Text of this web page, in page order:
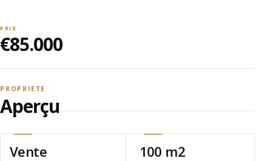
PRIX
€85.000
PROPRIÉTÉ
Aperçu
Vente 100 m2